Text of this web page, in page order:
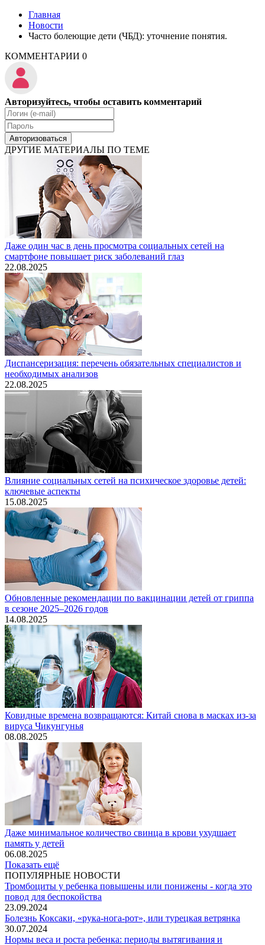
Главная
Новости
Часто болеющие дети (ЧБД): уточнение понятия.
КОММЕНТАРИИ 0
Авторизуйтесь, чтобы оставить комментарий
Авторизоваться
ДРУГИЕ МАТЕРИАЛЫ ПО ТЕМЕ
Даже один час в день просмотра социальных сетей на
смартфоне повышает риск заболеваний глаз
22.08.2025
Диспансеризация: перечень обязательных специалистов и
необходимых анализов
22.08.2025
Влияние социальных сетей на психическое здоровье детей:
ключевые аспекты
15.08.2025
Обновленные рекомендации по вакцинации детей от гриппа
в сезоне 2025–2026 годов
14.08.2025
Ковидные времена возвращаются: Китай снова в масках из-за
вируса Чикунгунья
08.08.2025
Даже минимальное количество свинца в крови ухудшает
память у детей
06.08.2025
Показать ещё
ПОПУЛЯРНЫЕ НОВОСТИ
Тромбоциты у ребенка повышены или понижены - когда это
повод для беспокойства
23.09.2024
Болезнь Коксаки, «рука-нога-рот», или турецкая ветрянка
30.07.2024
Нормы веса и роста ребенка: периоды вытягивания и